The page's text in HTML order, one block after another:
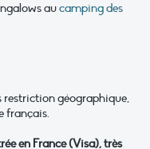
aucamping des
restriction géographique,
français.
en France (Visa), très